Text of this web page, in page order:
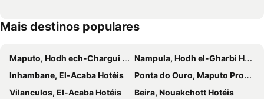
Mais destinos populares
Maputo, Hodh ech-Chargui Hotéis
Nampula, Hodh el-Gharbi Hotéis
Inhambane, El-Acaba Hotéis
Ponta do Ouro, Maputo Province Hotéis
Vilanculos, El-Acaba Hotéis
Beira, Nouakchott Hotéis